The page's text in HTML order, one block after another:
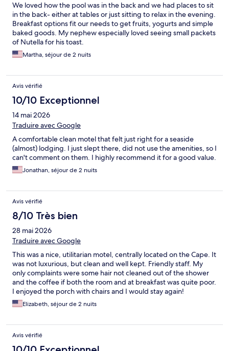
We loved how the pool was in the back and we had places to sit
in the back- either at tables or just sitting to relax in the evening.
Breakfast options fit our needs to get fruits, yogurts and simple
baked goods. My nephew especially loved seeing small packets
of Nutella for his toast.
Martha, séjour de 2 nuits
Avis vérifié
10/10 Exceptionnel
14 mai 2026
Traduire avec Google
A comfortable clean motel that felt just right for a seaside
(almost) lodging. I just slept there, did not use the amenities, so I
can't comment on them. I highly recommend it for a good value.
Jonathan, séjour de 2 nuits
Avis vérifié
8/10 Très bien
28 mai 2026
Traduire avec Google
This was a nice, utilitarian motel, centrally located on the Cape. It
was not luxurious, but clean and well kept. Friendly staff. My
only complaints were some hair not cleaned out of the shower
and the coffee if both the room and at breakfast was quite poor.
I enjoyed the porch with chairs and I would stay again!
Elizabeth, séjour de 2 nuits
Avis vérifié